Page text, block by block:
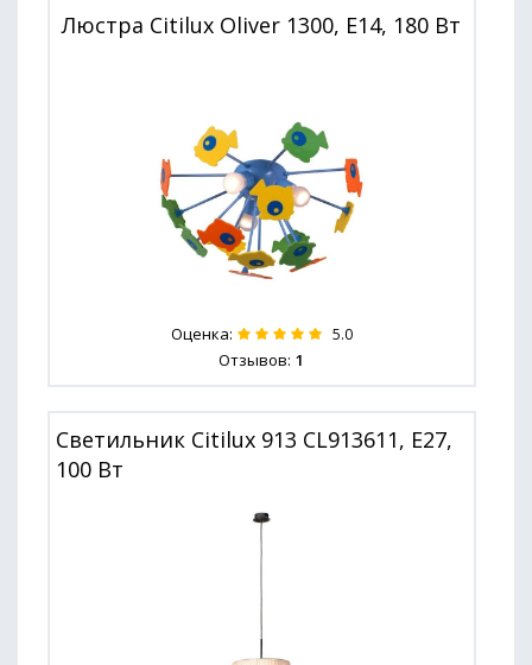
Люстра Citilux Oliver 1300, E14, 180 Вт
Оценка: 5.0
Отзывов: 1
Светильник Citilux 913 CL913611, E27,
100 Вт